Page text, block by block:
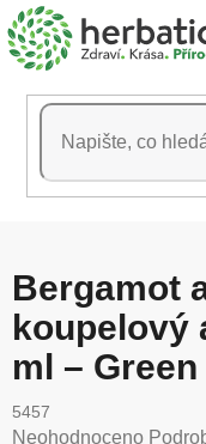
Přejít
na
obsah
Bergamot
koupelový
ml –
5457
Průměrné
Neohodnoceno